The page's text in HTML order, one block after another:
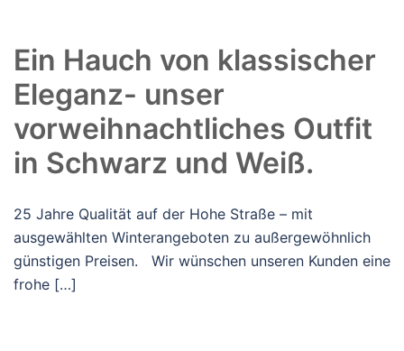
Ein Hauch von klassischer
Eleganz- unser
vorweihnachtliches Outfit
in Schwarz und Weiß.
25 Jahre Qualität auf der Hohe Straße – mit
ausgewählten Winterangeboten zu außergewöhnlich
günstigen Preisen. Wir wünschen unseren Kunden eine
frohe […]